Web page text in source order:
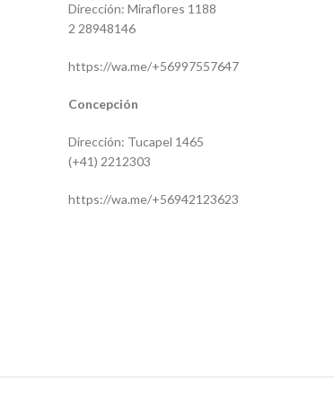
Dirección: Miraflores 1188
2 28948146
https://wa.me/+56997557647
Concepción
Dirección: Tucapel 1465
(+41) 2212303
https://wa.me/+56942123623